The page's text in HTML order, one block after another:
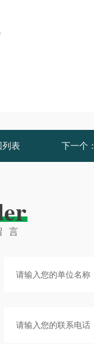
列表 下一个：
言